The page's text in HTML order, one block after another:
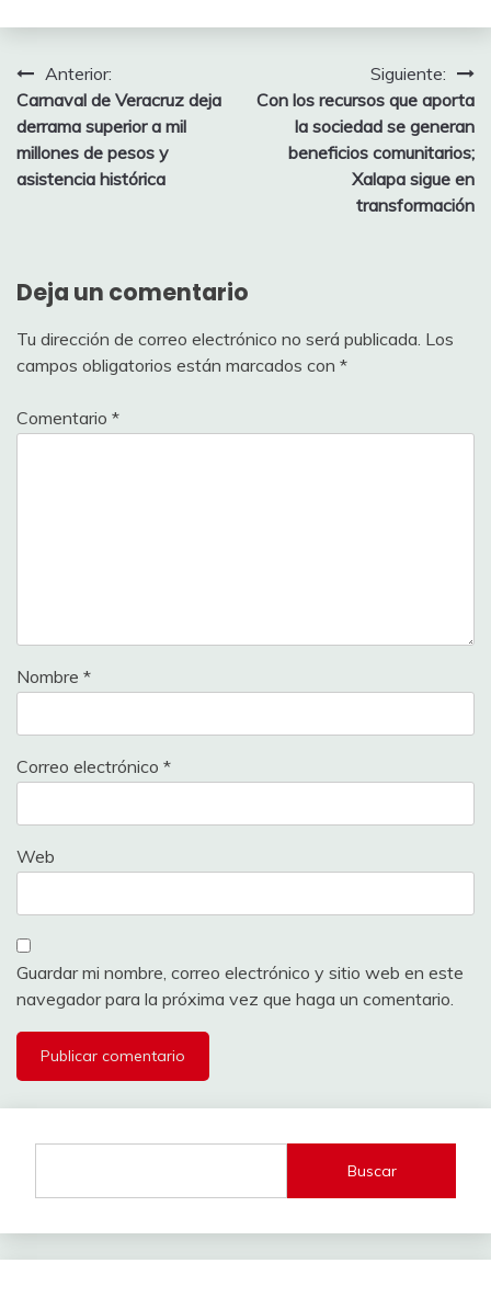
Navegación
de
entradas
Anterior:
Carnaval de Veracruz deja
derrama superior a mil
millones de pesos y
asistencia histórica
Siguiente:
Con los recursos que aporta
la sociedad se generan
beneficios comunitarios;
Xalapa sigue en
transformación
Deja un comentario
Tu dirección de correo electrónico no será publicada. Los
campos obligatorios están marcados con *
Comentario *
Nombre *
Correo electrónico *
Web
Guardar mi nombre, correo electrónico y sitio web en este
navegador para la próxima vez que haga un comentario.
Buscar